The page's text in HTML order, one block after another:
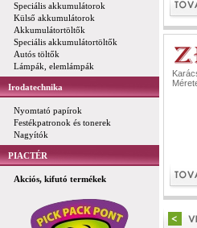
Speciális akkumulátorok
Külső akkumulátorok
Akkumulátortöltők
Speciális akkumulátortöltők
Autós töltők
Lámpák, elemlámpák
Irodatechnika
Nyomtató papírok
Festékpatronok és tonerek
Nagyítók
PIACTÉR
Akciós, kifutó termékek